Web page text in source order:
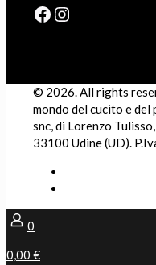
Facebook
Instagram
© 2026. All rights
mondo del cucito e del
snc, di Lorenzo
33100 Udine (UD).
0
0,00 €